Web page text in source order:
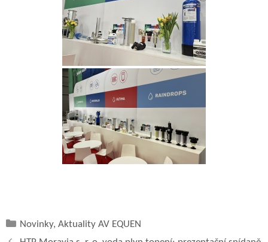
Rubriky
Novinky,Aktuality AV EQUEN